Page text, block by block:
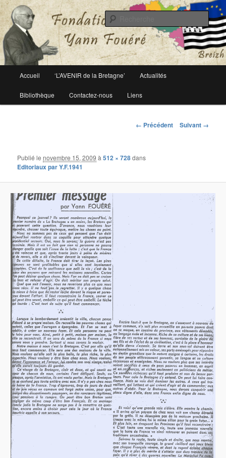
Fondation Yann Fouéré
Le site officiel de la fondation Yann Fouéré
principal
Aller
au
Accueil ‘L’AVENIR de la Bretagne’ Actualités
Bibliothèque Contactez-nous Liens
Navigation
← Précédent Suivant →
Publié lenovembre 15, 2009 à512 × 728dans
Editoriaux par Y.F.1941